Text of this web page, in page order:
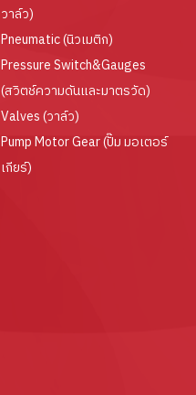
วาล์ว)
Pneumatic (นิวเมติก)
Pressure Switch&Gauges
(สวิตช์ความดันและมาตรวัด)
Valves (วาล์ว)
Pump Motor Gear (ปั๊ม มอเตอร์
เกียร์)